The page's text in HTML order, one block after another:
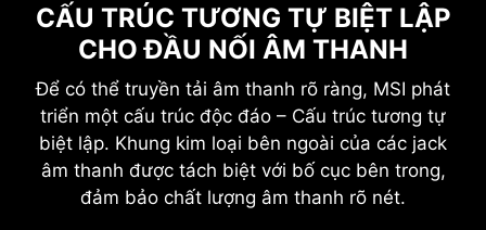
CẤU TRÚC TƯƠNG TỰ BIỆT LẬP
CHO ĐẦU NỐI ÂM THANH
Để có thể truyền tải âm thanh rõ ràng, MSI phát
triển một cấu trúc độc đáo – Cấu trúc tương tự
biệt lập. Khung kim loại bên ngoài của các jack
âm thanh được tách biệt với bố cục bên trong,
đảm bảo chất lượng âm thanh rõ nét.
Flame Breathing
Creation Boost AI Boost
Công nghệ MSI AI Engine loại bỏ nhu cầu phải
tinh chỉnh cài đặt thủ công, giúp bạn tiết kiệm
thời gian và công sức.
GIAO DIỆN NGƯỜI DÙNG ĐỘC